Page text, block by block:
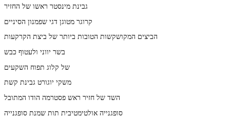
גבינת מינסטר ראשו של החזיר
קרוגר מטוגן דגי שפמנון הסיניים
הביצים המקושקשות הטובות ביותר של ביצת הקרקעות
בשר יווני ולעטוף כבש
של קלוג תפוח השקעים
משקי יוגורט גבינת קשת
השד של חזיר ראש פסטרמה הודו המתובל
סופגנייה אולטימטיבית תות שמנת סופגנייה